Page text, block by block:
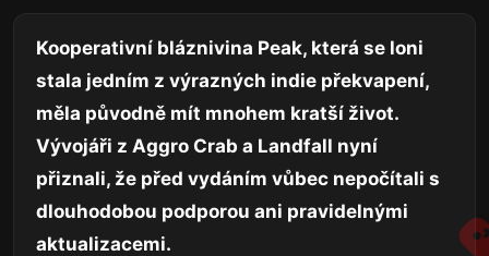
Kooperativní bláznivina Peak, která se loni
stala jedním z výrazných indie překvapení,
měla původně mít mnohem kratší život.
Vývojáři z Aggro Crab a Landfall nyní
přiznali, že před vydáním vůbec nepočítali s
dlouhodobou podporou ani pravidelnými
aktualizacemi.